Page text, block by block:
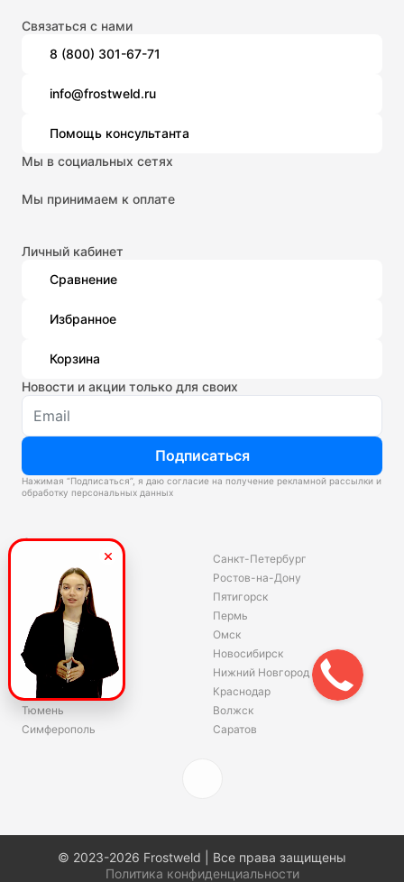
Связаться с нами
8 (800) 301-67-71
info@frostweld.ru
Помощь консультанта
Мы в социальных сетях
Мы принимаем к оплате
Личный кабинет
Сравнение
Избранное
Корзина
Новости и акции только для своих
Подписаться
Нажимая “Подписаться”, я даю согласие на получение рекламной рассылки и
обработку персональных данных
Склады
Екатеринбург
Красноярск
Волгоград
Ярославль
Челябинск
Хабаровск
Уфа
Тюмень
Симферополь
Санкт-Петербург
Ростов-на-Дону
Пятигорск
Пермь
Омск
Новосибирск
Нижний Новгород
Краснодар
Волжск
Саратов
© 2023-2026 Frostweld | Все права защищены
Политика конфиденциальности